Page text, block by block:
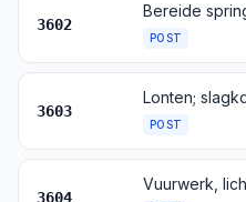
3602
POST
3603
POST
3604